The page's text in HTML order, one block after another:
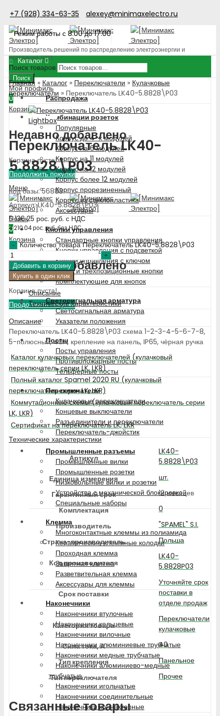
+7 (928) 334-63-35
alexey@minimaxelectro.ru
Режим работы с 8.00 до 17.00
Производитель решений по распределению электроэнергии и
поставщик ЭТП
Поиск товаров
Поиск
Мой профиль
0
Корзина
Недавно добавлено
Корзина пуста!
Продолжить покупки
Меню
Поиск
0
Корзина
Недавно добавлено
Корзина пуста!
Продолжить покупки
Каталог
Распродажа
Комбинации розеток
Популярные
Корпус до 4-х модулей
Корпус на 6 модулей
Корпус на 11 модулей
Корпус на 12 модулей
Корпус более 12 модулей
Корпус прорезиненный
Корпус из стеклопластика
Аксессуары
Кнопки управления
Стандартные кнопки управления
Кнопки управления с подсветкой
Кнопки управления с ключом
Двух- и трехпозиционные кнопки
Комплектующие для кнопок
Светосигнальная арматура
Светосигнальная арматура
Указатели положения
Посты
Посты управления
Противопожарные посты
Тельферные посты
Переключатели
Кулачковые переключатели
Концевые выключатели
Разъединители и переключатели
Переключатель-джойстик
Промышленные разъемы
Промышленные вилки
Промышленные розетки
Низковольтные вилки и розетки
Устройства с механической блокировкой
Специальные наборы
Клемма
Многоконтактные клеммы из полиамида
Керамические клеммные колодки
Проходная клемма
Защитная клемма
Разветвительная клемма
Аксессуары для клеммы
Наконечники
Наконечники втулочные
Наконечники кольцевые
Наконечники вилочные
Наконечники алюминиевые трубчатые
Наконечники медные трубчатые
Наконечники алюминиево-медные
трубчатые
Наконечники игольчатые
Наконечники соединительные
Наконечники коннекторные
Главная » Каталог » Переключатели » Кулачковые
переключатели » Переключатель LK40-5.8828\P03
Lightbox
Переключатель LK40-
5.8828\P03
Код базы: 56883
Артикул: LK40-5.8828\P03
5 136.25 рос. руб. с НДС
4 210.04рос. руб.без НДС
Количество товара Переключатель LK40-5.8828\P03
Добавить в корзину
Купить в один клик
Описание
Технические характеристики
Описание
Переключатель LK40-5.8828\P03 схема 1-2-3-4-5-6-7-8,
5-полюсный, 40А, крепление на панель, IP65, чёрная ручка
Каталог кулачковых переключателей (кулачковый
переключатель серии LK, LKR)
Полный каталог Spamel 2020 RU (кулачковый
переключатель серии LK, LKR)
Коммутационные схемы (кулачковый переключатель серии
LK, LKR)
Сертификат на переключатель LK, LKR
Технические характеристики
Артикул
LK40-
5.8828\P03
Единица измерения
шт.
Гарантийный срок
12 месяцев
Комплектация
0
Производитель
"SPAMEL" S.I.
Страна-производитель
Польша
Код производителя
LK40-
5.8828P03
Срок поставки
Уточняйте срок
поставки в
отделе продаж
Категория товара
Переключатели
кулачковые
Сила тока, А
40
Тип крепления
Панельное
Тип переключателя
Прочее
Связанные товары